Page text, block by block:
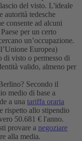
del visto. L'ideale
autorità tedesche
consente ad alcuni
per un certo
un’occupazione.
Europea)
di visto o permesso di
valido, almeno per
Secondo il
medio di base a
a una tariffa oraria
rispetto allo stipendio
50.681 € l'anno.
provare a negoziare
alla media.